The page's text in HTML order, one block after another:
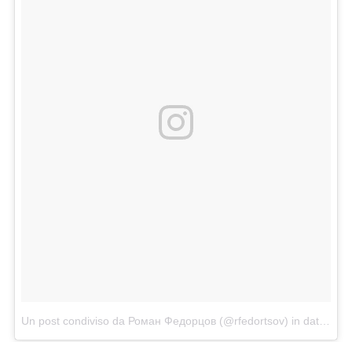
Un post condiviso da Роман Федорцов (@rfedortsov) in data: